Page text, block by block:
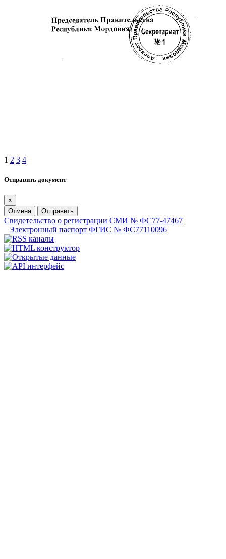
1 2 3 4
Отправить документ
×
Отмена
Отправить
Свидетельство о регистрации СМИ № ФС77-47467
Электронный паспорт ФГИС № ФС77110096